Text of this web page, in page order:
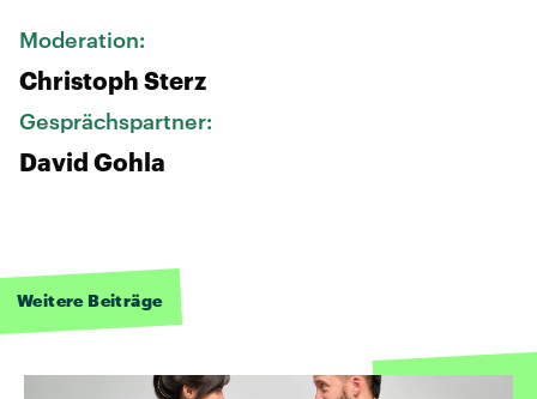
Moderation:
Christoph Sterz
Gesprächspartner:
David Gohla
Weitere Beiträge